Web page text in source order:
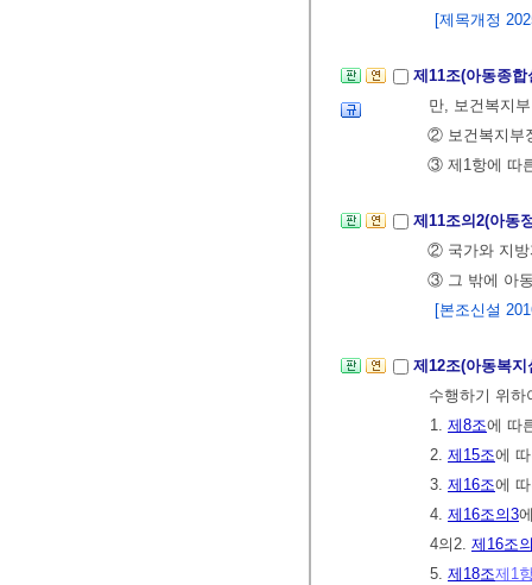
[제목개정
제11조(아동종
만, 보건복지
② 보건복지부
③ 제1항에 따
제11조의2(아동
② 국가와 지
③ 그 밖에 아
[본조신설
제12조(아동복
수행하기 위
1. 제8조에 따
2. 제15조에
3. 제16조에
4. 제16조의3
4의2. 제16조
5. 제18조제1